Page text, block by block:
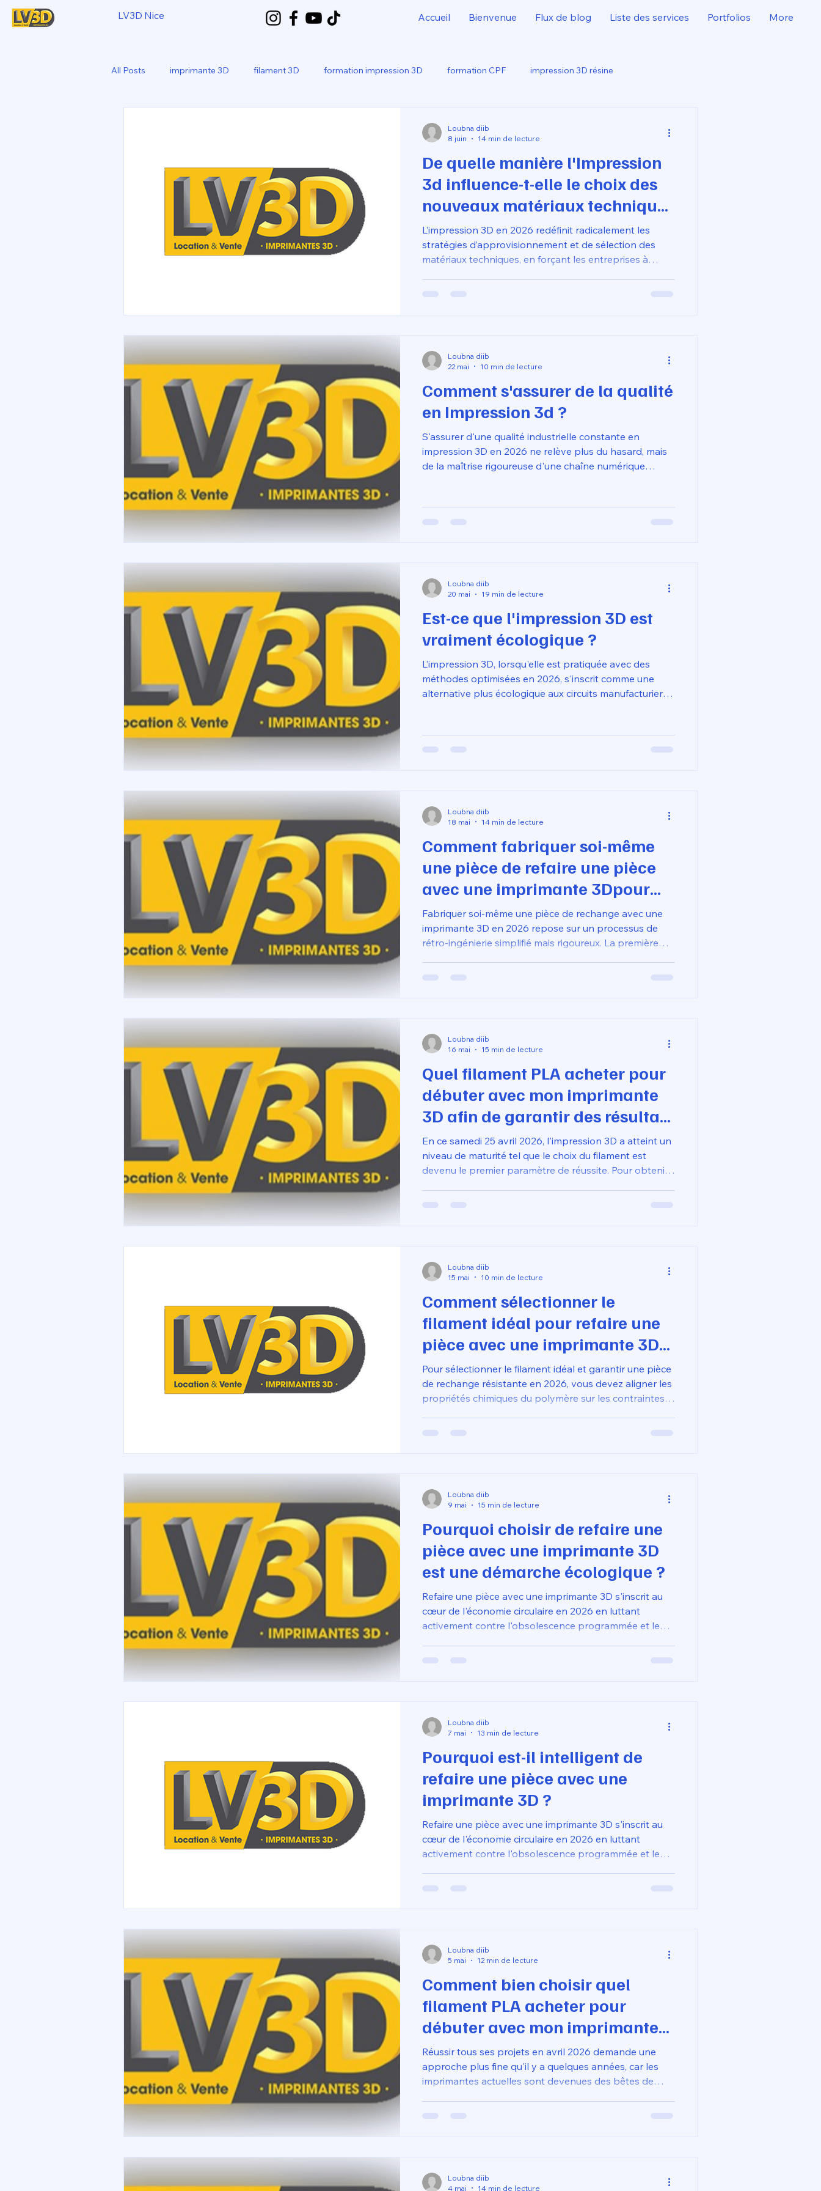
LV3D Nice Accueil Bienvenue Flux de blog Liste des services Portfolios More
All Posts imprimante 3D filament 3D formation impression 3D formation CPF impression 3D résine
De quelle manière l'Impression
3d influence-t-elle le choix des
nouveaux matériaux techniques
?
L’impression 3D en 2026 redéfinit radicalement les
stratégies d’approvisionnement et de sélection des
matériaux techniques, en forçant les entreprises à
approche d'ingénierie granulaire axée sur les
Loubna diib
8 juin
14 min de lecture
Comment s'assurer de la qualité
en Impression 3d ?
S'assurer d'une qualité industrielle constante en
impression 3D en 2026 ne relève plus du hasard, mais
de la maîtrise rigoureuse d'une chaîne numérique
précision géométrique dès l'étape du design sur Fusion
360, en intégrant les tolérances nécessaires pour
Loubna diib
22 mai
10 min de lecture
Est-ce que l'impression 3D est
vraiment écologique ?
L’impression 3D, lorsqu'elle est pratiquée avec des
méthodes optimisées en 2026, s'inscrit comme une
alternative plus écologique aux circuits manufacturiers
Contrairement à l'usinage soustractif qui génère
d'importants déchets par enlèvement de copeaux, la
Loubna diib
20 mai
19 min de lecture
Comment fabriquer soi-même
une pièce de refaire une pièce
avec une imprimante 3Dpour
réparer ses objets ?
Fabriquer soi-même une pièce de rechange avec une
imprimante 3D en 2026 repose sur un processus de
rétro-ingénierie simplifié mais rigoureux. La première
défectueux à l'aide d'un pied à coulisse numérique, puis
Loubna diib
18 mai
14 min de lecture
Quel filament PLA acheter pour
débuter avec mon imprimante
3D afin de garantir des résultats
professionnels ?
En ce samedi 25 avril 2026, l'impression 3D a atteint un
niveau de maturité tel que le choix du filament est
devenu le premier paramètre de réussite. Pour obtenir
dimensionnelle et solidité), il ne faut plus simplement
Loubna diib
16 mai
15 min de lecture
Comment sélectionner le
filament idéal pour refaire une
pièce avec une imprimante 3D
résistante ?
Pour sélectionner le filament idéal et garantir une pièce
de rechange résistante en 2026, vous devez aligner les
propriétés chimiques du polymère sur les contraintes
pièces soumises à des chocs ou à la chaleur
l'extérieur.
Loubna diib
15 mai
10 min de lecture
Pourquoi choisir de refaire une
pièce avec une imprimante 3D
est une démarche écologique ?
Refaire une pièce avec une imprimante 3D s'inscrit au
cœur de l'économie circulaire en 2026 en luttant
activement contre l'obsolescence programmée et le
appareil entier pour une simple défaillance plastique,
Loubna diib
9 mai
15 min de lecture
Pourquoi est-il intelligent de
refaire une pièce avec une
imprimante 3D ?
Refaire une pièce avec une imprimante 3D s'inscrit au
cœur de l'économie circulaire en 2026 en luttant
activement contre l'obsolescence programmée et le
appareil entier pour une simple défaillance plastique,
Loubna diib
7 mai
13 min de lecture
Comment bien choisir quel
filament PLA acheter pour
débuter avec mon imprimante
3D et réussir tous ses projets ?
Réussir tous ses projets en avril 2026 demande une
approche plus fine qu'il y a quelques années, car les
imprimantes actuelles sont devenues des bêtes de
bouchées, pièces qui se décollent), le choix du filament
Loubna diib
5 mai
12 min de lecture
Loubna diib
4 mai
14 min de lecture